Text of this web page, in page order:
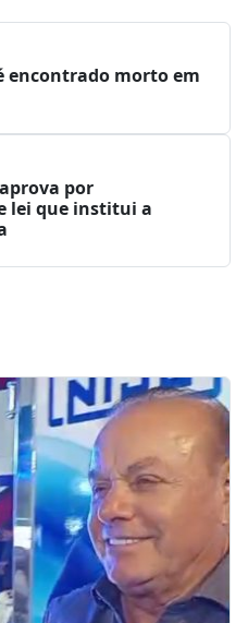
encontrado morto em
por
lei que institui a